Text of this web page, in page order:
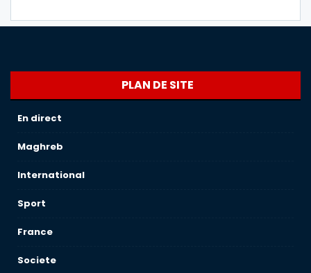
PLAN DE SITE
En direct
Maghreb
International
Sport
France
Societe